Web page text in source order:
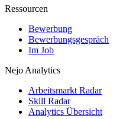
Ressourcen
Bewerbung
Bewerbungsgespräch
Im Job
Nejo Analytics
Arbeitsmarkt Radar
Skill Radar
Analytics Übersicht